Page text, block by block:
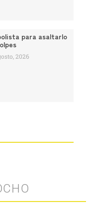
para asaltarlo
2026